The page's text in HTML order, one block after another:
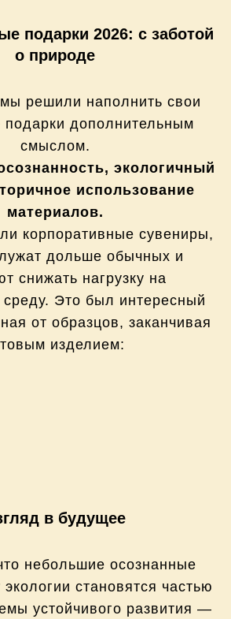
подарки 2026: с заботой
о природе
решили наполнить свои
подарки дополнительным
смыслом.
экологичный
использование
материалов.
корпоративные сувениры,
дольше обычных и
снижать нагрузку на
Это был интересный
от образцов, заканчивая
изделием:
в будущее
небольшие осознанные
становятся частью
устойчивого развития —